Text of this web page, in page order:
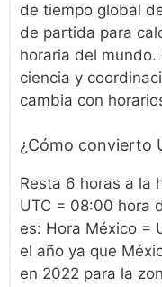
de tiempo global
de partida para
horaria del
ciencia y
cambia con
¿Cómo convierto
Resta 6 horas a la
UTC = 08:00 hora
es: Hora México =
el año ya que
en 2022 para la